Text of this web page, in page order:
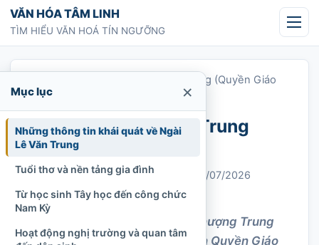
Chuyển tới nội dung
VĂN HÓA TÂM LINH
TÌM HIỂU VĂN HOÁ TÍN NGƯỠNG
Tiểu sử Ngài Lê Văn Trung (Quyền Giáo
Tông)
Tiểu sử Ngài Lê Văn Trung
(Quyền Giáo Tông)
Chi Tran 01/09/2022Cập nhật: 31/07/2026
Cao Đài
1.106 lượt xem
Tiểu sử Ngài Lê Văn Trung, Thượng Trung
Nhựt, từ nghị viên Nam Kỳ đến Quyền Giáo
Mục lục ×
Những thông tin khái quát về Ngài
Lê Văn Trung
Tuổi thơ và nền tảng gia đình
Từ học sinh Tây học đến công chức
Nam Kỳ
Hoạt động nghị trường và quan tâm